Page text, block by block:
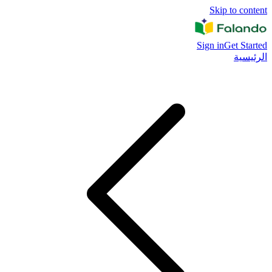
Skip to content
Sign inGet Started
الرئيسية